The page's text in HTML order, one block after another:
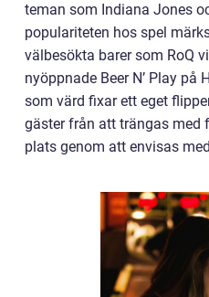
teman som Indiana Jones
populariteten hos spel
välbesökta barer som RoQ
nyöppnade Beer N’ Play på
som värd fixar ett eget
gäster från att trängas med
plats genom att envisas